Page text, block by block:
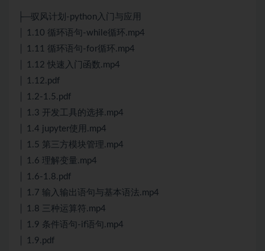
├─驭风计划-python入门与应用
│ 1.10 循环语句-while循环.mp4
│ 1.11 循环语句-for循环.mp4
│ 1.12 快速入门函数.mp4
│ 1.12.pdf
│ 1.2-1.5.pdf
│ 1.3 开发工具的选择.mp4
│ 1.4 jupyter使用.mp4
│ 1.5 第三方模块管理.mp4
│ 1.6 理解变量.mp4
│ 1.6-1.8.pdf
│ 1.7 输入输出语句与基本语法.mp4
│ 1.8 三种运算符.mp4
│ 1.9 条件语句-if语句.mp4
│ 1.9.pdf